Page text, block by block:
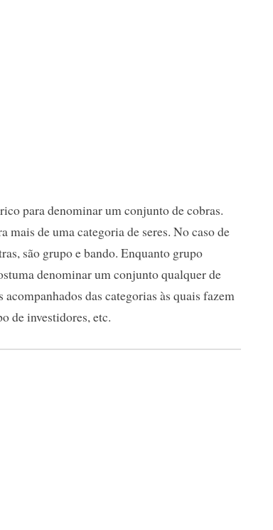
para denominar um conjunto de cobras.
mais de uma categoria de seres. No caso de
são grupo e bando. Enquanto grupo
denominar um conjunto qualquer de
das categorias às quais fazem
de investidores, etc.